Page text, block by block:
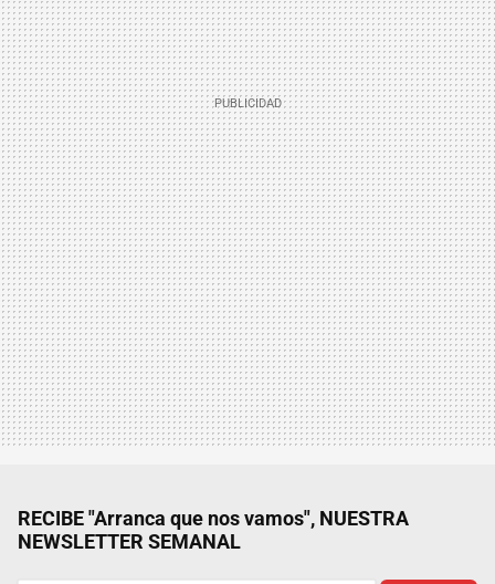
RECIBE "Arranca que nos vamos", NUESTRA
NEWSLETTER SEMANAL